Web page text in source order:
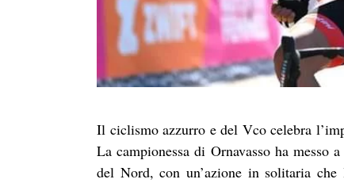
Il ciclismo azzurro e del Vco celebra
La campionessa di Ornavasso ha messo
del Nord, con un’azione in solitaria